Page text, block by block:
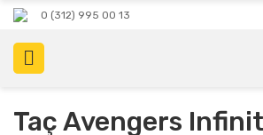
0 (312) 995 00 13
Taç Avengers